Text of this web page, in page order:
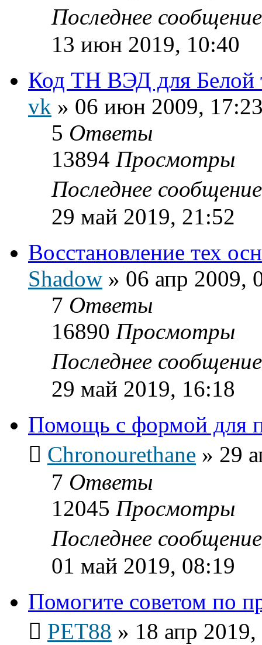
Последнее
13 июн 2019, 10:40
Код ТН ВЭД для Белой
vk » 06 июн 2009,
5 Ответы
13894 Просмотры
Последнее
29 май 2019, 21:52
Восстановление тех
Shadow » 06 апр 2009,
7 Ответы
16890 Просмотры
Последнее
29 май 2019, 16:18
Помощь с формой для
Chronourethane » 29
7 Ответы
12045 Просмотры
Последнее
01 май 2019, 08:19
Помогите советом по
PET88 » 18 апр